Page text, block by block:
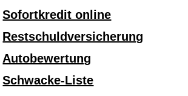
Sofortkredit online
Restschuldversicherung
Autobewertung
Schwacke-Liste